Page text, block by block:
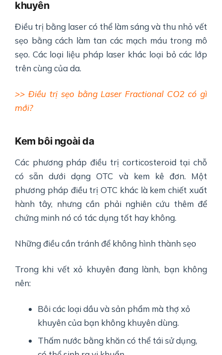
khuyên
Điều trị bằng laser có thể làm sáng và thu nhỏ vết
sẹo bằng cách làm tan các mạch máu trong mô
sẹo. Các loại liệu pháp laser khác loại bỏ các lớp
trên cùng của da.
>> Điều trị sẹo bằng Laser Fractional CO2 có gì
mới?
Kem bôi ngoài da
Các phương pháp điều trị corticosteroid tại chỗ
có sẵn dưới dạng OTC và kem kê đơn. Một
phương pháp điều trị OTC khác là kem chiết xuất
hành tây, nhưng cần phải nghiên cứu thêm để
chứng minh nó có tác dụng tốt hay không.
Những điều cần tránh để không hình thành sẹo
Trong khi vết xỏ khuyên đang lành, bạn không
nên:
Bôi các loại dầu và sản phẩm mà thợ xỏ
khuyên của bạn không khuyên dùng.
Thấm nước bằng khăn có thể tái sử dụng,